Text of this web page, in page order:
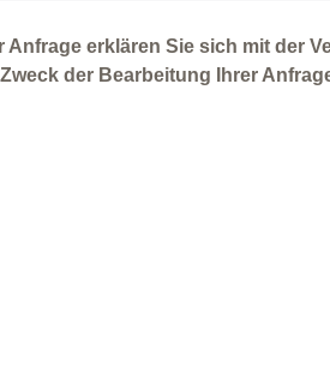
Anfrage erklären Sie sich mit der
der Bearbeitung Ihrer